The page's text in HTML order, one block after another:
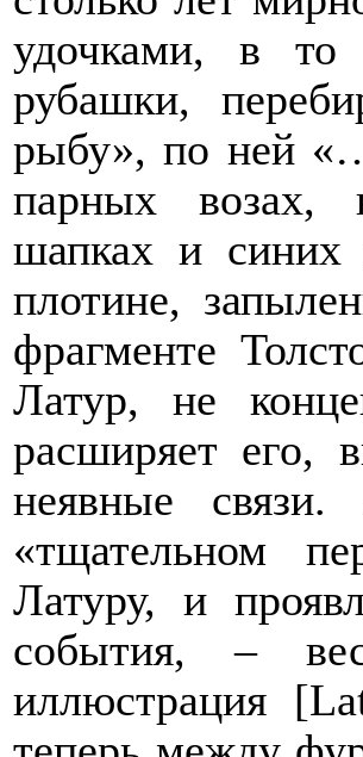
удочками, в то
рубашки,
рыбу», по ней
парных возах,
шапках и
плотине,
фрагменте
Латур, не
расширяет его,
неявные
«тщательном
Латуру, и
события, –
иллюстрация [